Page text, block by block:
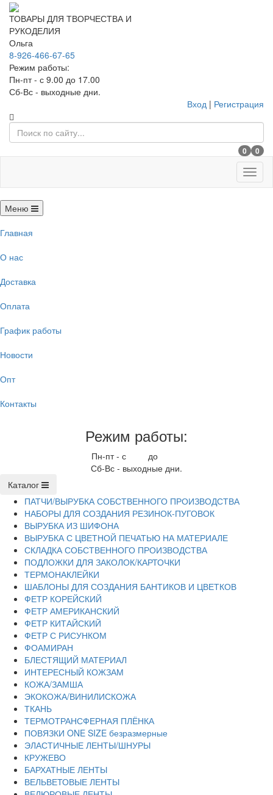
ТОВАРЫ ДЛЯ ТВОРЧЕСТВА И
РУКОДЕЛИЯ
Ольга
8-926-466-67-65
Режим работы:
Пн-пт - с 9.00 до 17.00
Сб-Вс - выходные дни.
Вход | Регистрация
0
0
Меню
Меню
Главная
О нас
Доставка
Оплата
График работы
Новости
Опт
Контакты
Режим работы:
Пн-пт - с до
Сб-Вс - выходные дни.
Каталог
ПАТЧИ/ВЫРУБКА СОБСТВЕННОГО ПРОИЗВОДСТВА
НАБОРЫ ДЛЯ СОЗДАНИЯ РЕЗИНОК-ПУГОВОК
ВЫРУБКА ИЗ ШИФОНА
ВЫРУБКА С ЦВЕТНОЙ ПЕЧАТЬЮ НА МАТЕРИАЛЕ
СКЛАДКА СОБСТВЕННОГО ПРОИЗВОДСТВА
ПОДЛОЖКИ ДЛЯ ЗАКОЛОК/КАРТОЧКИ
ТЕРМОНАКЛЕЙКИ
ШАБЛОНЫ ДЛЯ СОЗДАНИЯ БАНТИКОВ И ЦВЕТКОВ
ФЕТР КОРЕЙСКИЙ
ФЕТР АМЕРИКАНСКИЙ
ФЕТР КИТАЙСКИЙ
ФЕТР С РИСУНКОМ
ФОАМИРАН
БЛЕСТЯЩИЙ МАТЕРИАЛ
ИНТЕРЕСНЫЙ КОЖЗАМ
КОЖА/ЗАМША
ЭКОКОЖА/ВИНИЛИСКОЖА
ТКАНЬ
ТЕРМОТРАНСФЕРНАЯ ПЛЁНКА
ПОВЯЗКИ ONE SIZE безразмерные
ЭЛАСТИЧНЫЕ ЛЕНТЫ/ШНУРЫ
КРУЖЕВО
БАРХАТНЫЕ ЛЕНТЫ
ВЕЛЬВЕТОВЫЕ ЛЕНТЫ